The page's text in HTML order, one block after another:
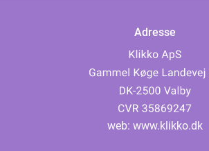
Adresse
web: www.klikko.dk